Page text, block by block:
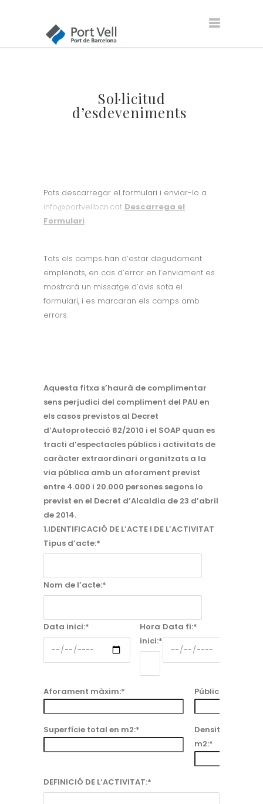
Sol·licitud
d’esdeveniments
Pots descarregar el formulari i enviar-lo a
info@portvellbcn.cat Descarrega el
Formulari
Tots els camps han d’estar degudament
emplenats, en cas d’error en l’enviament es
mostrarà un missatge d’avis sota el
formulari, i es marcaran els camps amb
errors.
Aquesta fitxa s’haurà de complimentar
sens perjudici del compliment del PAU en
els casos previstos al Decret
d’Autoprotecció 82/2010 i el SOAP quan es
tracti d’espectacles públics i activitats de
caràcter extraordinari organitzats a la
via pública amb un aforament previst
entre 4.000 i 20.000 persones segons lo
previst en el Decret d’Alcaldia de 23 d’abril
de 2014.
1.IDENTIFICACIÓ DE L’ACTE I DE L’ACTIVITAT
Tipus d’acte:*
Nom de l’acte:*
Data inici:*
Hora
inici:*
Data fi:*
Aforament màxim:* Públic total
Superfície total en m2:*
Densitat,
m2:*
DEFINICIÓ DE L’ACTIVITAT:*